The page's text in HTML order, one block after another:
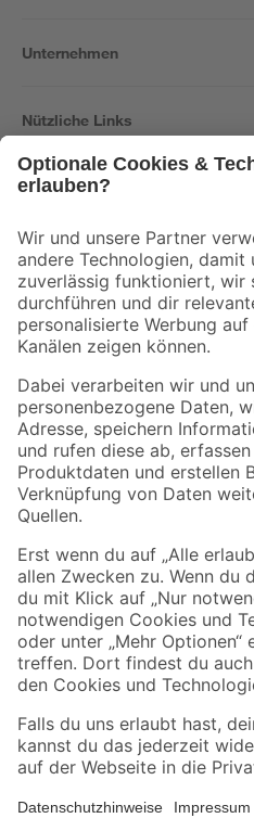
Unternehmen
Nützliche Links
Der toom Newsletter: Keine Angebote
Zur Newsletter Anmeldung
Folge uns
Zahlungsarten
Sicher einkaufen
Jetzt die toom-App
Alle Preisangaben in EUR inkl. gesetzl. MwSt..
Umständen nicht in allen Märkten verfügbar.
Produkte nur solange der Vorrat reicht.
*Paketversand ab 59 € versandkostenfrei, gilt